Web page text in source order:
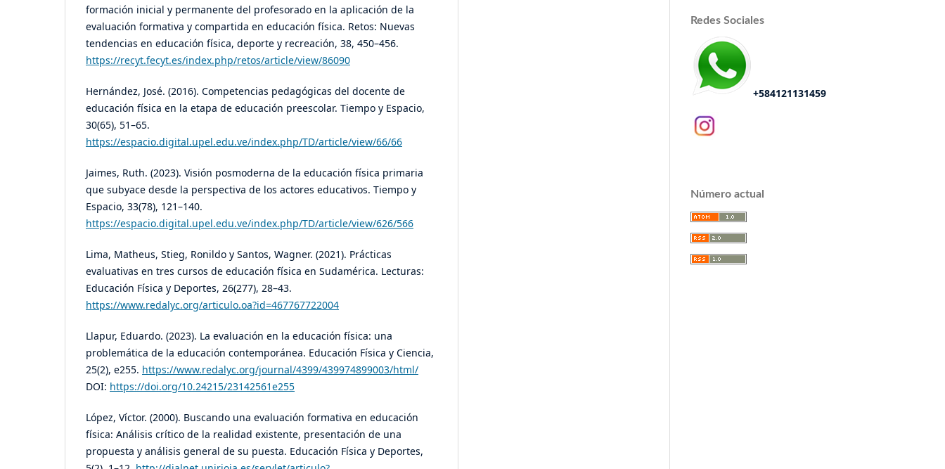
formación inicial y permanente del profesorado en la aplicación de la
evaluación formativa y compartida en educación física. Retos: Nuevas
tendencias en educación física, deporte y recreación, 38, 450–456.
https://recyt.fecyt.es/index.php/retos/article/view/86090
Hernández, José. (2016). Competencias pedagógicas del docente de
educación física en la etapa de educación preescolar. Tiempo y Espacio,
30(65), 51–65.
https://espacio.digital.upel.edu.ve/index.php/TD/article/view/66/66
Jaimes, Ruth. (2023). Visión posmoderna de la educación física primaria
que subyace desde la perspectiva de los actores educativos. Tiempo y
Espacio, 33(78), 121–140.
https://espacio.digital.upel.edu.ve/index.php/TD/article/view/626/566
Lima, Matheus, Stieg, Ronildo y Santos, Wagner. (2021). Prácticas
evaluativas en tres cursos de educación física en Sudamérica. Lecturas:
Educación Física y Deportes, 26(277), 28–43.
https://www.redalyc.org/articulo.oa?id=467767722004
Llapur, Eduardo. (2023). La evaluación en la educación física: una
problemática de la educación contemporánea. Educación Física y Ciencia,
25(2), e255. https://www.redalyc.org/journal/4399/439974899003/html/
DOI: https://doi.org/10.24215/23142561e255
López, Víctor. (2000). Buscando una evaluación formativa en educación
física: Análisis crítico de la realidad existente, presentación de una
propuesta y análisis general de su puesta. Educación Física y Deportes,
Redes Sociales
+584121131459
Número actual